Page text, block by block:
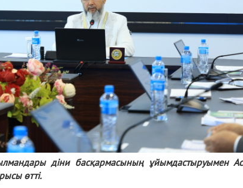
діни басқармасының ұйымдастыруымен
өтті.